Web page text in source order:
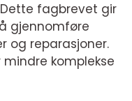
Dette fagbrevet gir
gjennomføre
og reparasjoner.
komplekse